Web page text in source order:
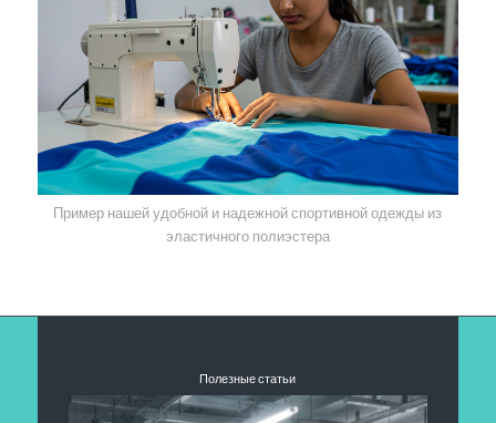
Пример нашей удобной и надежной спортивной одежды из
эластичного полиэстера
Полезные статьи